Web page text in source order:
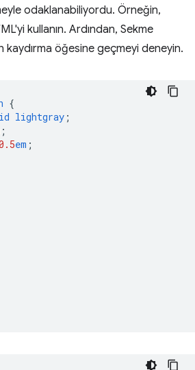
odaklanabiliyordu. Örneğin,
kullanın. Ardından, Sekme
kaydırma öğesine geçmeyi deneyin.
{
lightgray ;
;
em ;